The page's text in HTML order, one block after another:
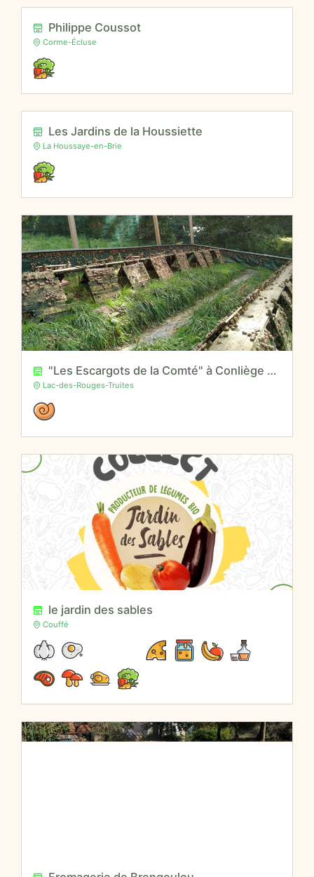
Philippe Coussot
Corme-Écluse
Les Jardins de la Houssiette
La Houssaye-en-Brie
"Les Escargots de la Comté" à Conliège - Jura
Lac-des-Rouges-Truites
le jardin des sables
Couffé